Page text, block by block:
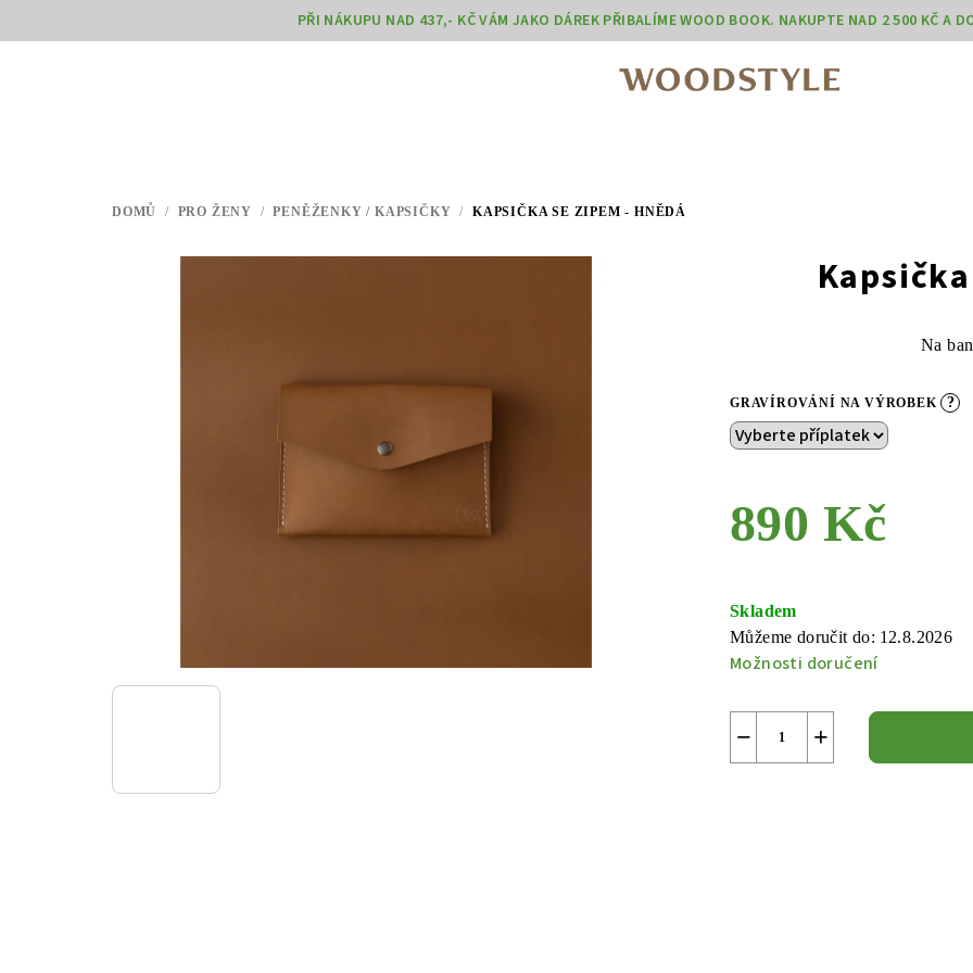
na
PŘI NÁKUPU NAD 437,- KČ VÁM JAKO DÁREK PŘIBALÍME WOOD BOOK. NAKUPTE NAD 2 500 KČ A
DOMŮ / PRO ŽENY / PENĚŽENKY / KAPSIČKY / KAPSIČKA SE ZIPEM - HNĚDÁ
Na
GRAVÍROVÁNÍ NA VÝROBEK ?
890 Kč
cena:
Skladem
Můžeme doručit do: 12.8.2026
Možnosti doručení
+
−